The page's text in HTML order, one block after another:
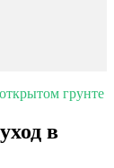
грунте
в